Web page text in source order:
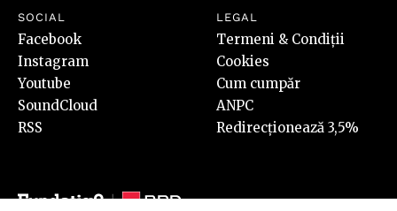
SOCIAL
Facebook
Instagram
Youtube
SoundCloud
RSS
LEGAL
Termeni & Condiții
Cookies
Cum cumpăr
ANPC
Redirecționează 3,5%